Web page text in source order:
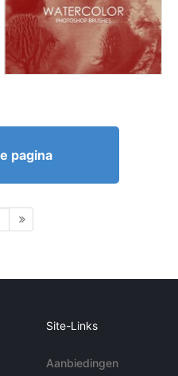
pagina
Site-Links
Aanbiedingen